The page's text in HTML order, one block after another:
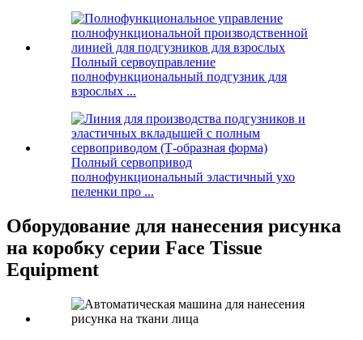
Полный сервоуправление
полнофункциональный подгузник для
взрослых ...
Полный сервопривод
полнофункциональный эластичный ухо
пеленки про ...
Оборудование для нанесения рисунка
на коробку серии Face Tissue
Equipment